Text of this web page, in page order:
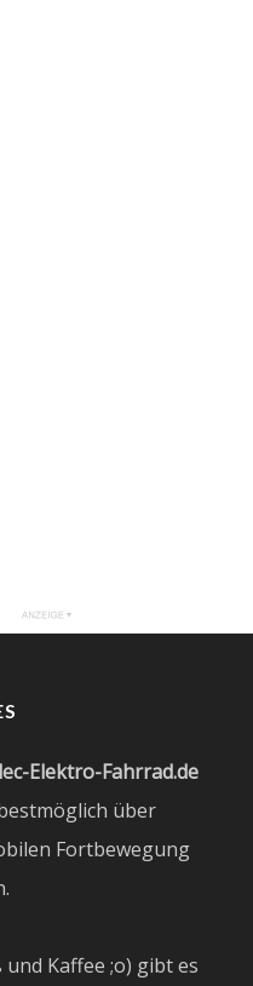
Elektro-Fahrrad.de
über
Fortbewegung
Kaffee ;o) gibt es